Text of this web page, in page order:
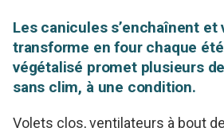
Les canicules s’enchaînent et
transforme en four chaque
végétalisé promet plusieurs
sans clim, à une condition.
Volets clos, ventilateurs à bout